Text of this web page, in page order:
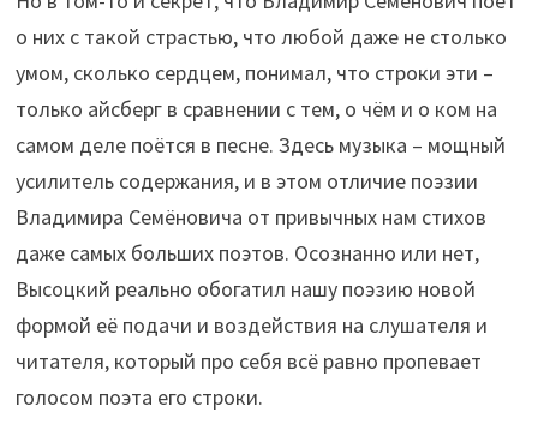
о них с такой страстью, что любой даже не столько
умом, сколько сердцем, понимал, что строки эти –
только айсберг в сравнении с тем, о чём и о ком на
самом деле поётся в песне. Здесь музыка – мощный
усилитель содержания, и в этом отличие поэзии
Владимира Семёновича от привычных нам стихов
даже самых больших поэтов. Осознанно или нет,
Высоцкий реально обогатил нашу поэзию новой
формой её подачи и воздействия на слушателя и
читателя, который про себя всё равно пропевает
голосом поэта его строки.